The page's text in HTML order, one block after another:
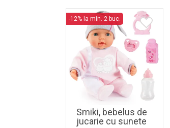
-12% la min. 2 buc.
Smiki, bebelus de
jucarie cu sunete